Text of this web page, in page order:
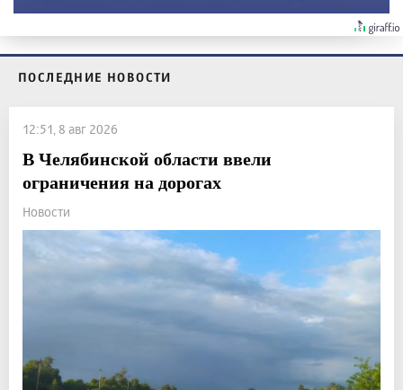
ПОСЛЕДНИЕ НОВОСТИ
12:51, 8 авг 2026
В Челябинской области ввели
ограничения на дорогах
Новости